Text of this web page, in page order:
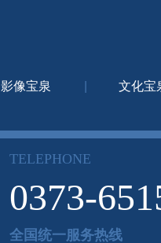
影像宝泉 文化宝
TELEPHONE
0373-
全国统一服务热线